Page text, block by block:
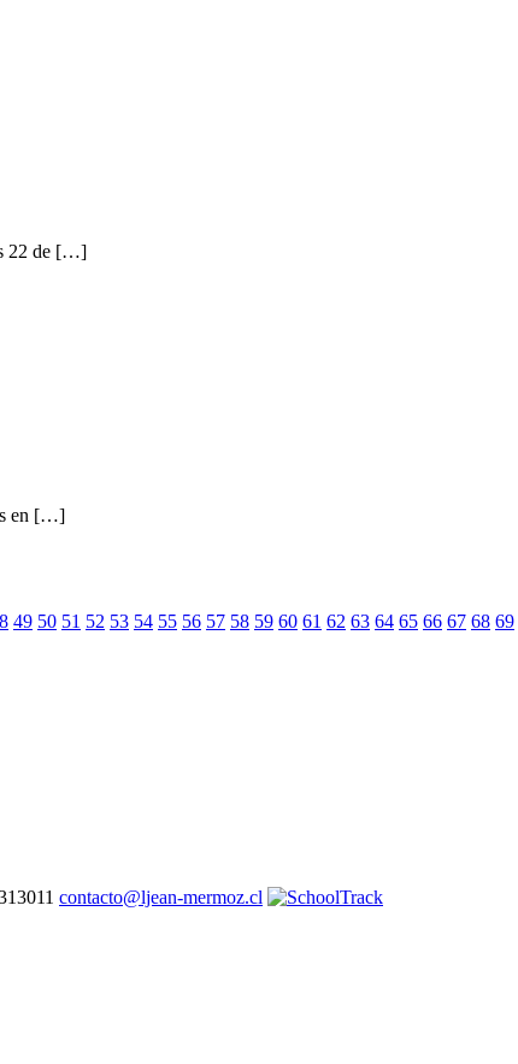
22 de […]
en […]
49 50 51 52 53 54 55 56 57 58 59 60 61 62 63 64 65 66 67 68 69
contacto@ljean-mermoz.cl